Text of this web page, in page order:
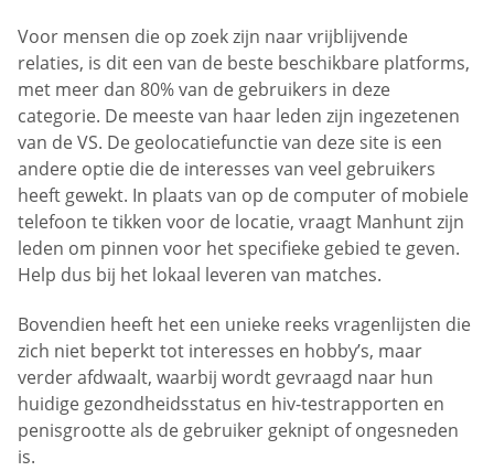
Voor mensen die op zoek zijn naar vrijblijvende
relaties, is dit een van de beste beschikbare platforms,
met meer dan 80% van de gebruikers in deze
categorie. De meeste van haar leden zijn ingezetenen
van de VS. De geolocatiefunctie van deze site is een
andere optie die de interesses van veel gebruikers
heeft gewekt. In plaats van op de computer of mobiele
telefoon te tikken voor de locatie, vraagt Manhunt zijn
leden om pinnen voor het specifieke gebied te geven.
Help dus bij het lokaal leveren van matches.
Bovendien heeft het een unieke reeks vragenlijsten die
zich niet beperkt tot interesses en hobby’s, maar
verder afdwaalt, waarbij wordt gevraagd naar hun
huidige gezondheidsstatus en hiv-testrapporten en
penisgrootte als de gebruiker geknipt of ongesneden
is.